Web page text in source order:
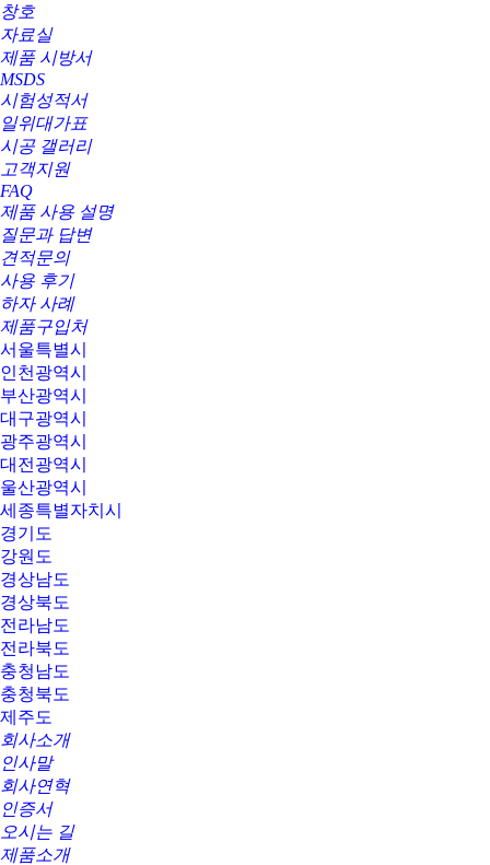
창호
자료실
제품 시방서
MSDS
시험성적서
일위대가표
시공 갤러리
고객지원
FAQ
제품 사용 설명
질문과 답변
견적문의
사용 후기
하자 사례
제품구입처
서울특별시
인천광역시
부산광역시
대구광역시
광주광역시
대전광역시
울산광역시
세종특별자치시
경기도
강원도
경상남도
경상북도
전라남도
전라북도
충청남도
충청북도
제주도
회사소개
인사말
회사연혁
인증서
오시는 길
제품소개